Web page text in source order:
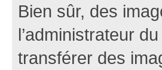
Bien sûr, des
l’administrateur
transférer des